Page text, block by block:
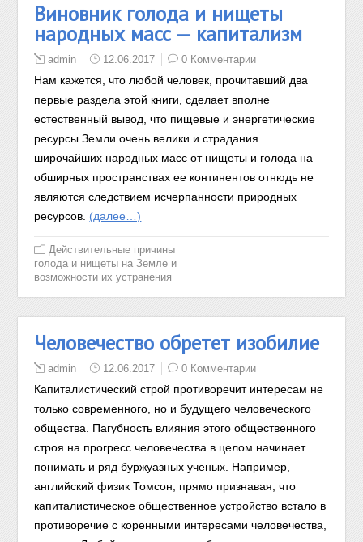
Виновник голода и нищеты
народных масс — капитализм
admin 12.06.2017 0 Комментарии
Нам кажется, что любой человек, прочитавший два
первые раздела этой книги, сделает вполне
естественный вывод, что пищевые и энергетические
ресурсы Земли очень велики и страдания
широчайших народных масс от нищеты и голода на
обширных пространствах ее континентов отнюдь не
являются следствием исчерпанности природных
ресурсов. (далее…)
Действительные причины
голода и нищеты на Земле и
возможности их устранения
Человечество обретет изобилие
admin 12.06.2017 0 Комментарии
Капиталистический строй противоречит интересам не
только современного, но и будущего человеческого
общества. Пагубность влияния этого общественного
строя на прогресс человечества в целом начинает
понимать и ряд буржуазных ученых. Например,
английский физик Томсон, прямо признавая, что
капиталистическое общественное устройство встало в
противоречие с коренными интересами человечества,